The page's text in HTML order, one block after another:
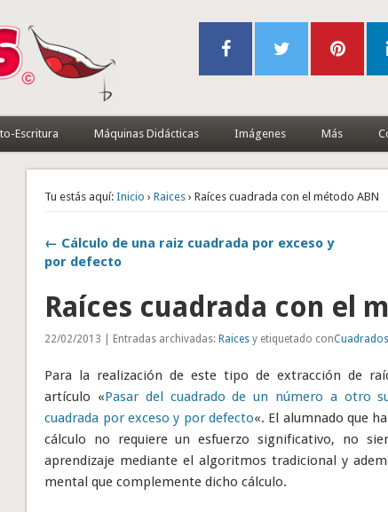
Escritura Máquinas Didácticas Imágenes Más
Tu estás aquí: Inicio ›Raices › Raíces cuadrada con el método ABN
← Cálculo de una raiz cuadrada por exceso y
por defecto
Raíces cuadrada con el
22/02/2013 | Entradas archivadas:Raices y etiquetado conCuadrados
Para la realización de este tipo de extracción de
artículo «Pasar del cuadrado de un número a otro
cuadrada por exceso y por defecto«. El alumnado que
cálculo no requiere un esfuerzo significativo, no
aprendizaje mediante el algoritmos tradicional y
mental que complemente dicho cálculo.